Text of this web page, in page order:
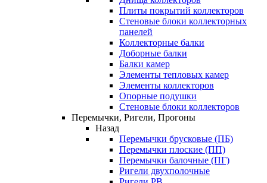
Плиты покрытий коллекторов
Стеновые блоки коллекторных
панелей
Коллекторные балки
Доборные балки
Балки камер
Элементы тепловых камер
Элементы коллекторов
Опорные подушки
Стеновые блоки коллекторов
Перемычки, Ригели, Прогоны
Назад
Перемычки брусковые (ПБ)
Перемычки плоские (ПП)
Перемычки балочные (ПГ)
Ригели двухполочные